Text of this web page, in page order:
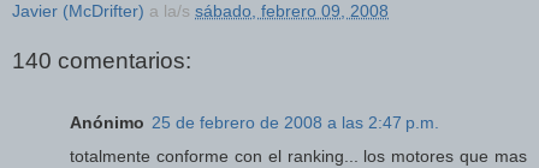
Javier (McDrifter) a la/s sábado, febrero 09, 2008
140 comentarios:
Anónimo 25 de febrero de 2008 a las 2:47 p.m.
totalmente conforme con el ranking... los motores que mas